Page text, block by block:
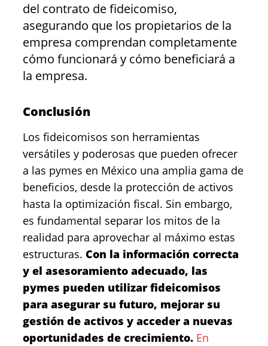
del contrato de fideicomiso,
asegurando que los propietarios de la
empresa comprendan completamente
cómo funcionará y cómo beneficiará a
la empresa.
Conclusión
Los fideicomisos son herramientas
versátiles y poderosas que pueden ofrecer
a las pymes en México una amplia gama de
beneficios, desde la protección de activos
hasta la optimización fiscal. Sin embargo,
es fundamental separar los mitos de la
realidad para aprovechar al máximo estas
estructuras. Con la información correcta
y el asesoramiento adecuado, las
pymes pueden utilizar fideicomisos
para asegurar su futuro, mejorar su
gestión de activos y acceder a nuevas
oportunidades de crecimiento. En